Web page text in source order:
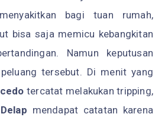
bagi tuan rumah,
bisa saja memicu kebangkitan
Namun keputusan
tersebut. Di menit yang
tercatat melakukan tripping,
mendapat catatan karena